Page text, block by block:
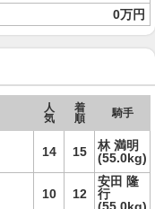
0万円
人
気
着
順
騎手
14 15
林 満明
(55.0kg)
10 12
安田 隆
行